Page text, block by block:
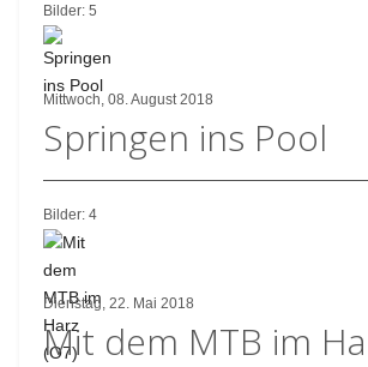
Bilder: 5
Mittwoch, 08. August 2018
Springen ins Pool
Bilder: 4
Dienstag, 22. Mai 2018
Mit dem MTB im